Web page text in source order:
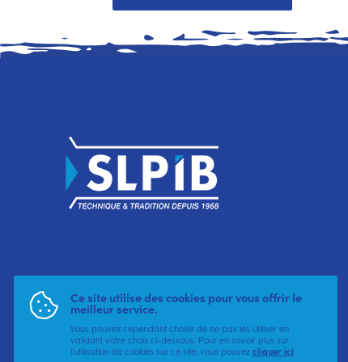
Ce site utilise des cookies pour vous offrir le
meilleur service.
Vous pouvez cependant choisir de ne pas les utiliser en
validant votre choix ci-dessous. Pour en savoir plus sur
l'utilisation de cookies sur ce site, vous pouvezcliquer ici.